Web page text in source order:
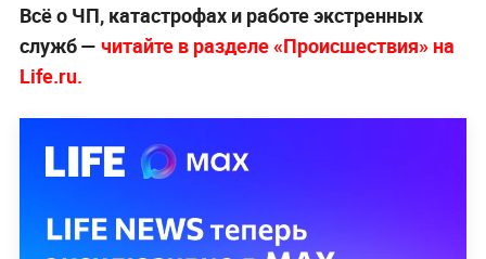
Всё о ЧП, катастрофах и работе экстренных
служб — читайте в разделе «Происшествия» на
Life.ru.